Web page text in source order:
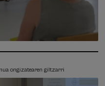
ongizatearen giltzarri